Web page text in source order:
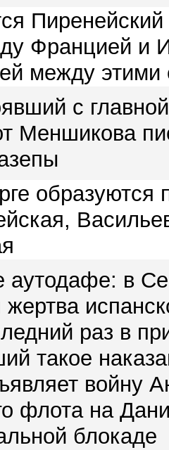
Францией и
между этими
с
Меншикова
образуются
аутодафе: в
раз в
такое
войну
флота на
блокаде